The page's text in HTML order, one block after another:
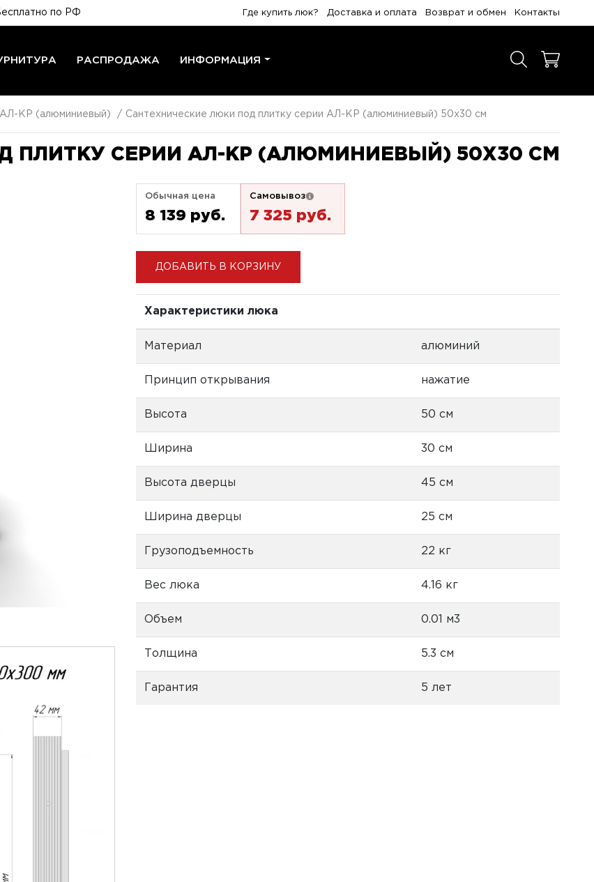
по РФ Где купить люк? Доставка и оплата Возврат и обмен Контакты
РАСПРОДАЖА ИНФОРМАЦИЯ
АЛ-КР (алюминиевый) Сантехнические люки под плитку серии АЛ-КР (алюминиевый) 50x30 см
ПЛИТКУ СЕРИИ АЛ-КР (АЛЮМИНИЕВЫЙ) 50X30 СМ
Обычная цена
8 139 pуб.
Самовывоз
7 325 pуб.
ДОБАВИТЬ В КОРЗИНУ
Характеристики люка
Материал алюминий
Принцип открывания нажатие
Высота 50 см
Ширина 30 см
Высота дверцы 45 см
Ширина дверцы 25 см
Грузоподъемность 22 кг
Вес люка 4.16 кг
Объем 0.01 м3
Толщина 5.3 см
Гарантия 5 лет